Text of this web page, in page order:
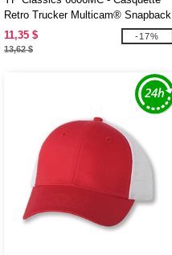
Retro Trucker Multicam® Snapback
11,35 $
13,62 $
-17%